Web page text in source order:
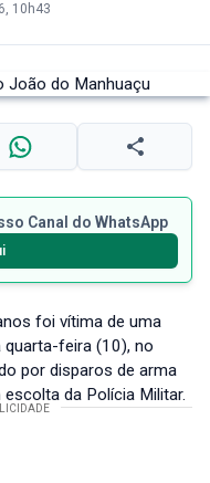
10h43
Canal do WhatsApp
foi vítima de uma
feira (10), no
por disparos de arma
da Polícia Militar.